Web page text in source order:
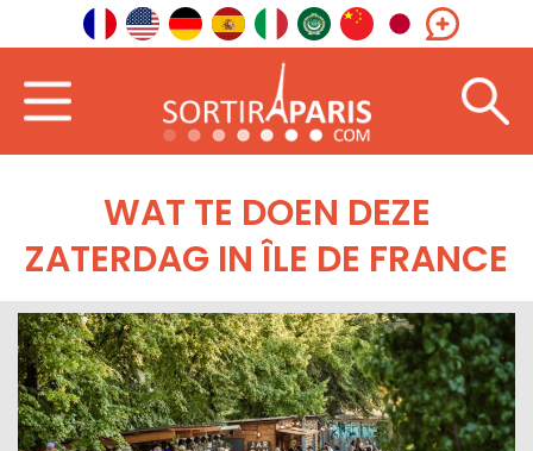
WAT TE DOEN DEZE
ZATERDAG IN ÎLE DE FRANCE